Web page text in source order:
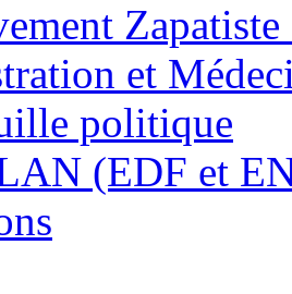
et
politique
(EDF et